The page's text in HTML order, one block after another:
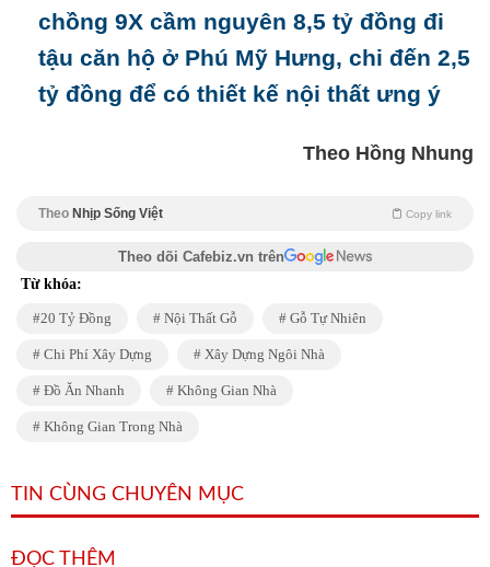
chồng 9X cầm nguyên 8,5 tỷ đồng đi
tậu căn hộ ở Phú Mỹ Hưng, chi đến 2,5
tỷ đồng để có thiết kế nội thất ưng ý
Theo Hồng Nhung
Theo Nhịp Sống Việt Copy link
Theo dõi Cafebiz.vn trên
Từ khóa:
20 Tỷ Đồng Nội Thất Gỗ Gỗ Tự Nhiên
Chi Phí Xây Dựng Xây Dựng Ngôi Nhà
Đồ Ăn Nhanh Không Gian Nhà
Không Gian Trong Nhà
TIN CÙNG CHUYÊN MỤC
ĐỌC THÊM